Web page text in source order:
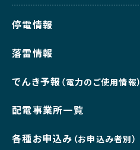
停電情報
落雷情報
でんき予報 （電力のご使用情報）
配電事業所一覧
各種お申込み （お申込み者別）